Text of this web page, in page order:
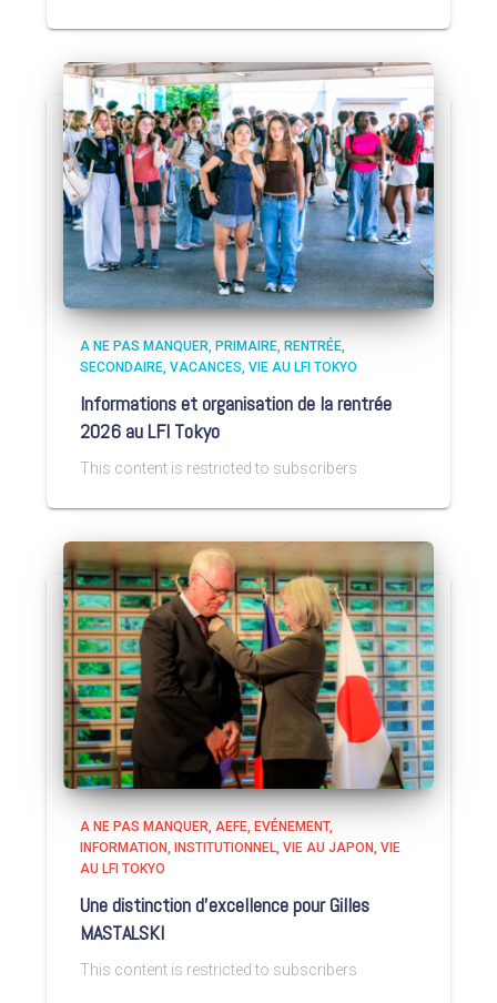
A NE PAS MANQUER PRIMAIRE RENTRÉE
SECONDAIRE VACANCES VIE AU LFI TOKYO
Informations et organisation de la rentrée
2026 au LFI Tokyo
This content is restricted to subscribers
A NE PAS MANQUER AEFE EVÉNEMENT
INFORMATION
INSTITUTIONNEL VIE AU JAPON VIE
AU LFI TOKYO
Une distinction d’excellence pour Gilles
MASTALSKI
This content is restricted to subscribers